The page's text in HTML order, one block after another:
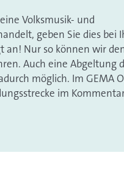
Volksmusik- und
geben Sie dies bei
an! Nur so können wir
Auch eine Abgeltung
möglich. Im GEMA
im